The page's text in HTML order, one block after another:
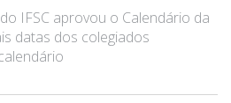
IFSC aprovou o Calendário da
datas dos colegiados